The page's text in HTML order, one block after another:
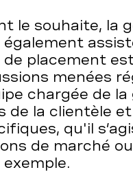
le souhaite, la
placement
menées
chargée de
de la clientèle
qu'il
de marché